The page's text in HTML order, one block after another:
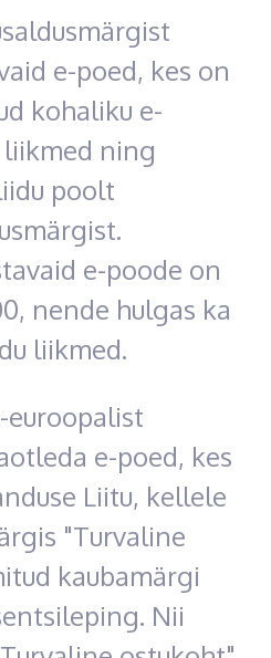
e-poed, kes on
kohaliku e-
liikmed ning
poolt
e-poode on
nende hulgas ka
liikmed.
euroopalist
e-poed, kes
Liitu, kellele
"Turvaline
kaubamärgi
Nii